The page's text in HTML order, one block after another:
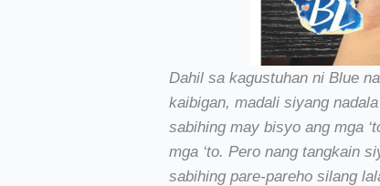
Dahil sa kagustuhan ni Blue
kaibigan, madali siyang
sabihing may bisyo ang mga
mga ‘to. Pero nang tangkain
sabihing pare-pareho silang